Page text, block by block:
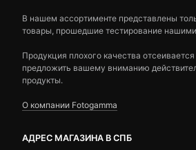
В нашем ассортименте представлены
товары, прошедшие тестирование
Продукция плохого качества
предложить вашему вниманию
продукты.
О компании Fotogamma
АДРЕС МАГАЗИНА В СПБ